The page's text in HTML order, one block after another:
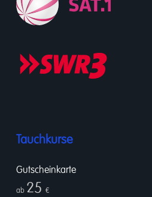
Tauchkurse
Gutscheinkarte
ab 25 €